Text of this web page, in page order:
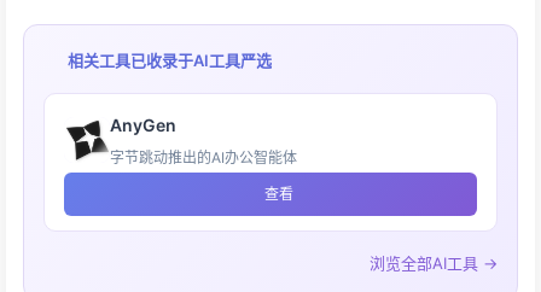
相关工具已收录于AI工具严选
AnyGen
字节跳动推出的AI办公智能体
查看
浏览全部AI工具 →